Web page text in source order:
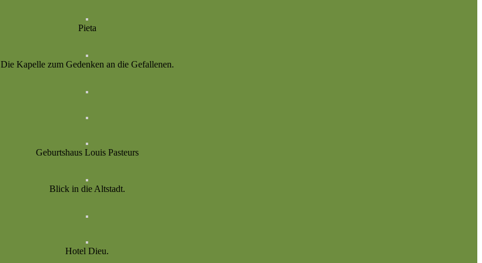
Pieta
Die Kapelle zum Gedenken an die Gefallenen.
Geburtshaus Louis Pasteurs
Blick in die Altstadt.
Hotel Dieu.